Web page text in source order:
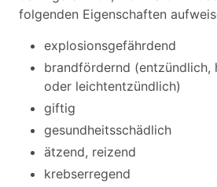
folgenden Eigenschaften
explosionsgefährdend
brandfördernd (entzündlich,
oder leichtentzündlich)
giftig
gesundheitsschädlich
ätzend, reizend
krebserregend